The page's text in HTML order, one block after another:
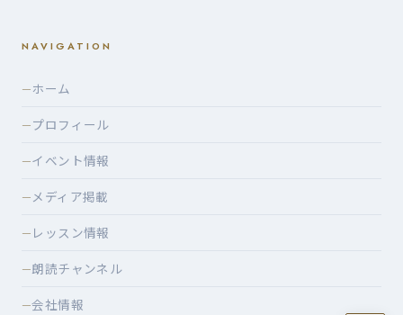
NAVIGATION
—ホーム
—プロフィール
—イベント情報
—メディア掲載
— レッスン情報
—朗読チャンネル
—会社情報